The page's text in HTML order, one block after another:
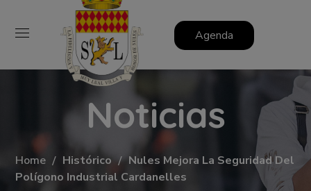
Agenda
Noticias
Home Histórico
Nules Mejora La Seguridad Del
Polígono Industrial Cardanelles